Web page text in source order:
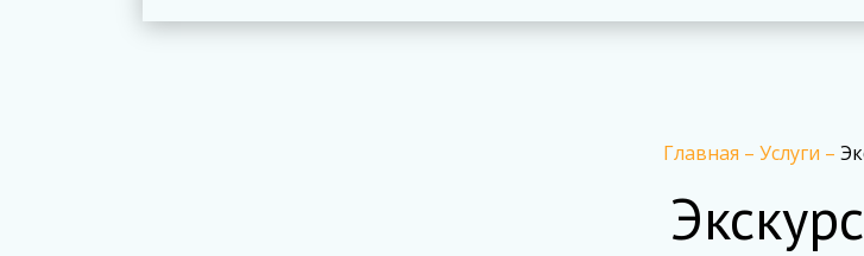
Главная – Услуги –